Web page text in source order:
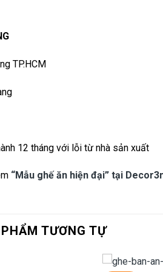
TP.HCM
12 tháng với lỗi từ nhà sản xuất
“Mẫu ghế ăn hiện đại” tại
TƯƠNG TỰ